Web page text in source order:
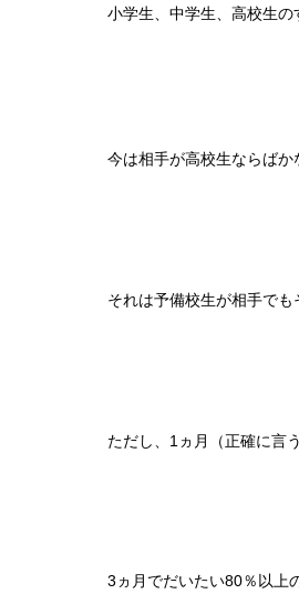
小学生、中学生、高校生
今は相手が高校生ならばか
それは予備校生が相手でも
ただし、1ヵ月（正確に言
3ヵ月でだいたい80％以上